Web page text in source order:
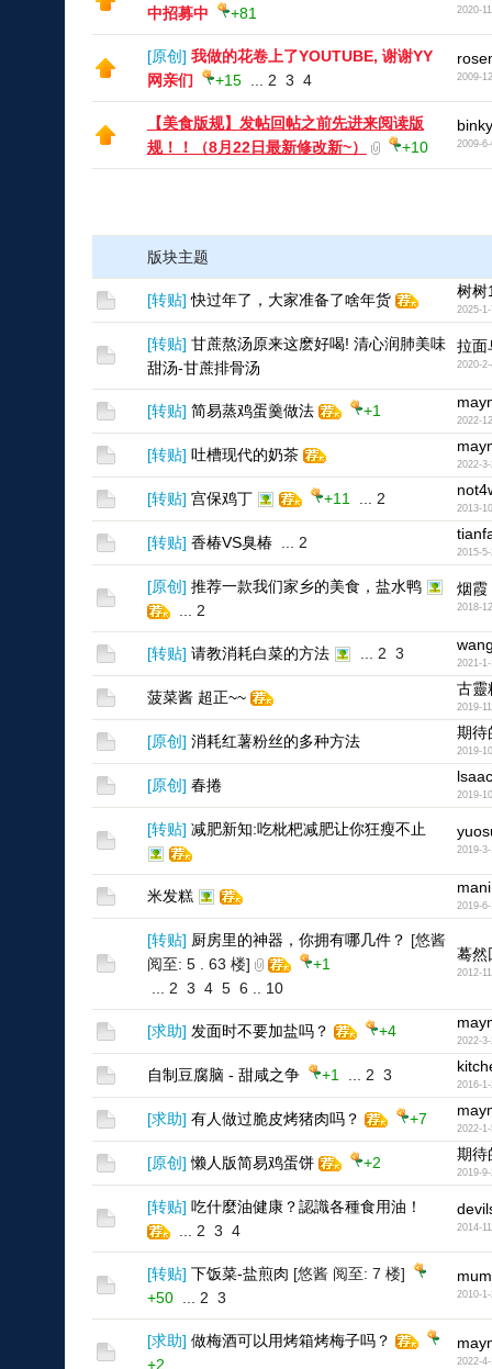
中招募中
+81 2020-
[原创] 我做的花卷上了YOUTUBE, 谢谢YY
网亲们
+15 2 3 4 2009-
【美食版规】发帖回帖之前先进来阅读版
规！！（8月22日最新修改新~）
+10
binky
2009-6-
版块主题
[转贴] 快过年了，大家准备了啥年货 树树
2025-1-
[转贴] 甘蔗熬汤原来这麽好喝! 清心润肺美味
甜汤-甘蔗排骨汤
拉面
2020-2-
[转贴] 简易蒸鸡蛋羹做法 +1
2022-
[转贴] 吐槽现代的奶茶
2022-
[转贴] 宫保鸡丁 +11 2
2013-
[转贴] 香椿VS臭椿 2
2015-
[原创] 推荐一款我们家乡的美食，盐水鸭
2
烟霞
2018-
[转贴] 请教消耗白菜的方法 2 3
08
2021-1-
菠菜酱 超正~~ 古靈
2019-
[原创] 消耗红薯粉丝的多种方法 期待
2019-
[原创] 春捲 lsaac
2019-
[转贴] 减肥新知:吃枇杷减肥让你狂瘦不止
2019-
米发糕 mani
2019-
[转贴] 厨房里的神器，你拥有哪几件？ [悠酱
阅至: 5 . 63 楼]
+1
2 3 4 5 6 10
蓦然
2012-
[求助] 发面时不要加盐吗？ +4
2022-
自制豆腐脑 - 甜咸之争 +1 2 3
2016-
[求助] 有人做过脆皮烤猪肉吗？ +7
2022-1-
[原创] 懒人版简易鸡蛋饼 +2 期待
2019-
[转贴] 吃什麼油健康？認識各種食用油！
2 3 4 2014-
[转贴] 下饭菜-盐煎肉 [悠酱 阅至: 7 楼]
+50
2 3 2010-
[求助] 做梅酒可以用烤箱烤梅子吗？
+2
2022-